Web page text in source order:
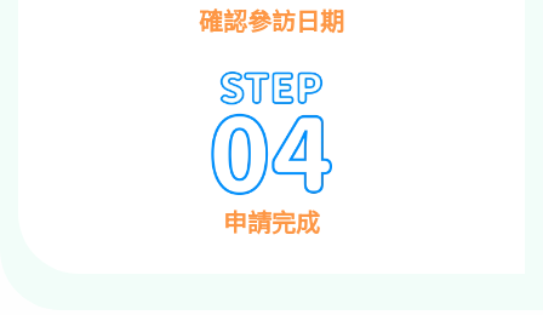
確認參訪日期
申請完成